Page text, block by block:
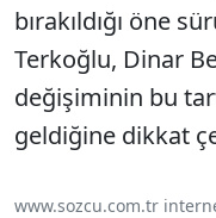
bırakıldığı öne
Terkoğlu, Dinar
değişiminin bu
geldiğine dikkat
www.sozcu.com.tr